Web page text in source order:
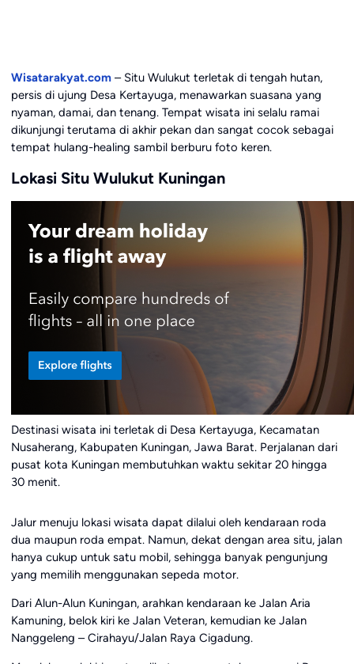
Wisatarakyat.com– Situ Wulukut terletak di tengah hutan,
persis di ujung Desa Kertayuga, menawarkan suasana yang
nyaman, damai, dan tenang. Tempat wisata ini selalu ramai
dikunjungi terutama di akhir pekan dan sangat cocok sebagai
tempat hulang-healing sambil berburu foto keren.
Lokasi Situ Wulukut Kuningan
Destinasi wisata ini terletak di Desa Kertayuga, Kecamatan
Nusaherang, Kabupaten Kuningan, Jawa Barat. Perjalanan dari
pusat kota Kuningan membutuhkan waktu sekitar 20 hingga
30 menit.
Jalur menuju lokasi wisata dapat dilalui oleh kendaraan roda
dua maupun roda empat. Namun, dekat dengan area situ, jalan
hanya cukup untuk satu mobil, sehingga banyak pengunjung
yang memilih menggunakan sepeda motor.
Dari Alun-Alun Kuningan, arahkan kendaraan ke Jalan Aria
Kamuning, belok kiri ke Jalan Veteran, kemudian ke Jalan
Nanggeleng – Cirahayu/Jalan Raya Cigadung.